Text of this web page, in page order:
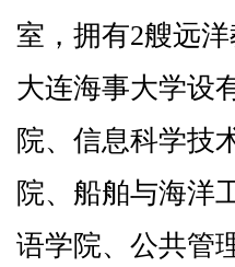
室，拥有2艘远洋
大连海事大学设
院、信息科学技
院、船舶与海洋
语学院、公共管